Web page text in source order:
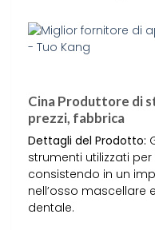
Cina Produttore di
prezzi, fabbrica
Dettagli del Prodotto:
strumenti utilizzati
consistendo in un
nell’osso
dentale.